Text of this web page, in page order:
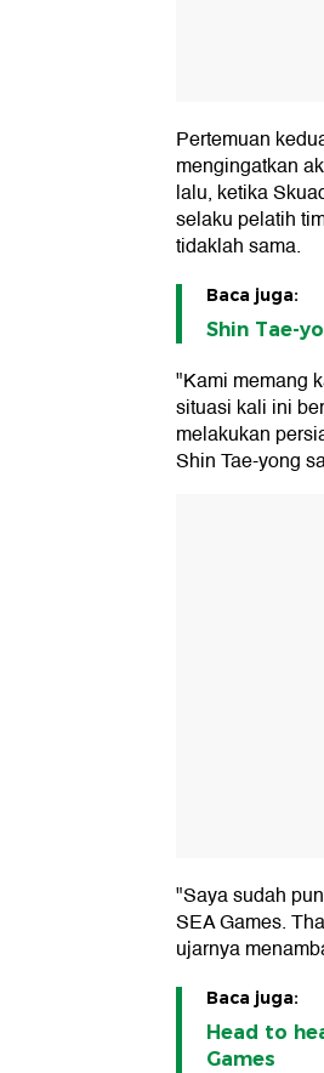
Pertemuan
mengingatkan
lalu, ketika
selaku pelatih
tidaklah sama.
Baca juga:
Shin Tae-
"Kami memang
situasi kali ini
melakukan
Shin Tae-yong
"Saya sudah
SEA Games.
ujarnya
Baca juga:
Head to
Games